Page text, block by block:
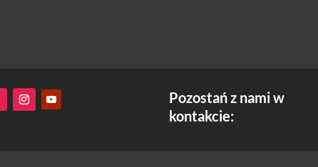
Pozostań z nami w
kontakcie: